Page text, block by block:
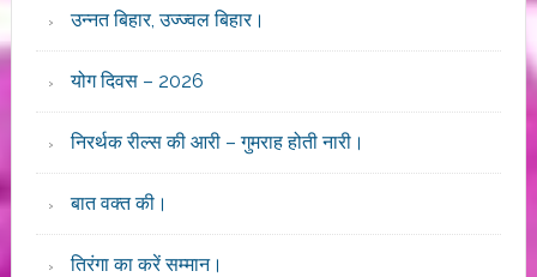
उन्नत बिहार, उज्ज्वल बिहार।
योग दिवस – 2026
निरर्थक रील्स की आरी – गुमराह होती नारी।
बात वक्त की।
तिरंगा का करें सम्मान।